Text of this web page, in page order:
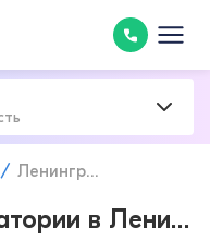
Ленинградская область
Детские лагеря и санатории в Ленинградской области с лечением заболеваний нервной системы